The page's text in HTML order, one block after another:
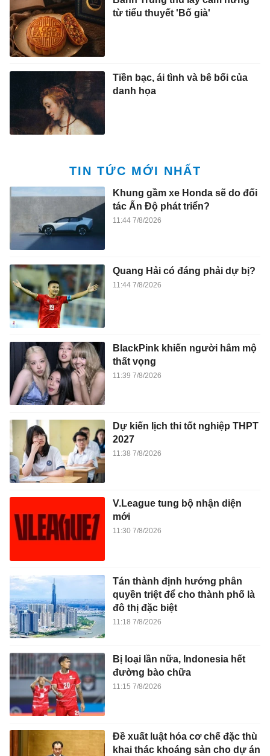
từ tiểu thuyết 'Bố già'
Tiền bạc, ái tình và bê bối của
danh họa
TIN TỨC MỚI NHẤT
Khung gầm xe Honda sẽ do đối
tác Ấn Độ phát triển?
11:44 7/8/2026
Quang Hải có đáng phải dự bị?
11:44 7/8/2026
BlackPink khiến người hâm mộ
thất vọng
11:39 7/8/2026
Dự kiến lịch thi tốt nghiệp THPT
2027
11:38 7/8/2026
V.League tung bộ nhận diện
mới
11:30 7/8/2026
Tán thành định hướng phân
quyền triệt để cho thành phố là
đô thị đặc biệt
11:18 7/8/2026
Bị loại lần nữa, Indonesia hết
đường bào chữa
11:15 7/8/2026
Đề xuất luật hóa cơ chế đặc thù
khai thác khoáng sản cho dự án